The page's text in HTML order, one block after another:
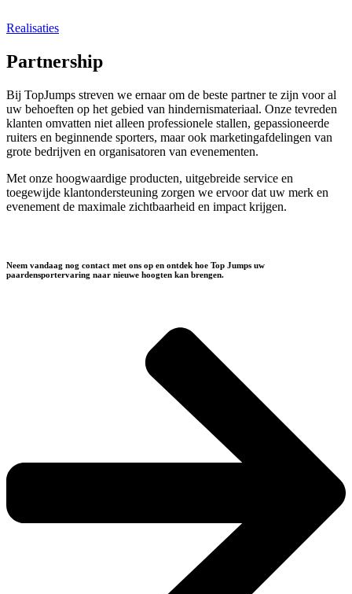
Realisaties
Partnership
Bij TopJumps streven we ernaar om de beste partner te zijn voor al
uw behoeften op het gebied van hindernismateriaal. Onze tevreden
klanten omvatten niet alleen professionele stallen, gepassioneerde
ruiters en beginnende sporters, maar ook marketingafdelingen van
grote bedrijven en organisatoren van evenementen.
Met onze hoogwaardige producten, uitgebreide service en
toegewijde klantondersteuning zorgen we ervoor dat uw merk en
evenement de maximale zichtbaarheid en impact krijgen.
Neem vandaag nog contact met ons op en ontdek hoe Top Jumps uw
paardensportervaring naar nieuwe hoogten kan brengen.